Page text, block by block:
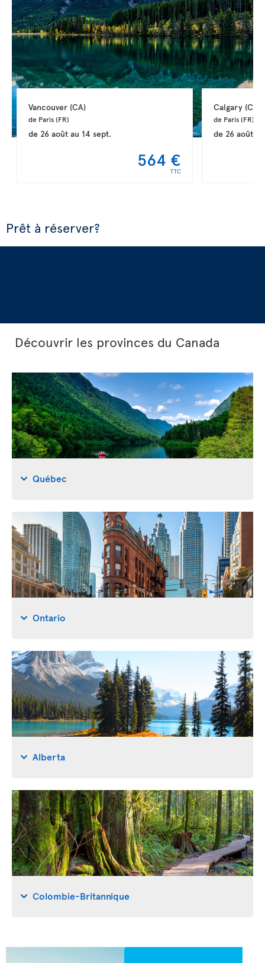
Vancouver (CA)
de Paris (FR)
de 26 aoûtau 14 sept.
564 €
TTC
Calgary (CA)
de Paris (FR)
de 26 août
Prêt à réserver?
Découvrir les provinces du Canada
Québec
Ontario
Alberta
Colombie-Britannique